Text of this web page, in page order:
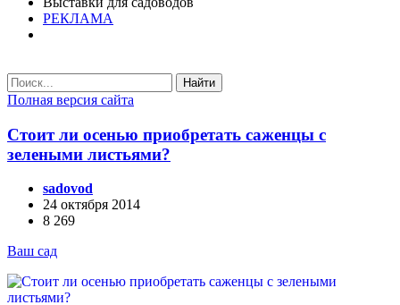
РЕКЛАМА
Найти
Полная версия сайта
Стоит ли осенью приобретать саженцы с
зелеными листьями?
sadovod
24 октября 2014
8 269
Ваш сад